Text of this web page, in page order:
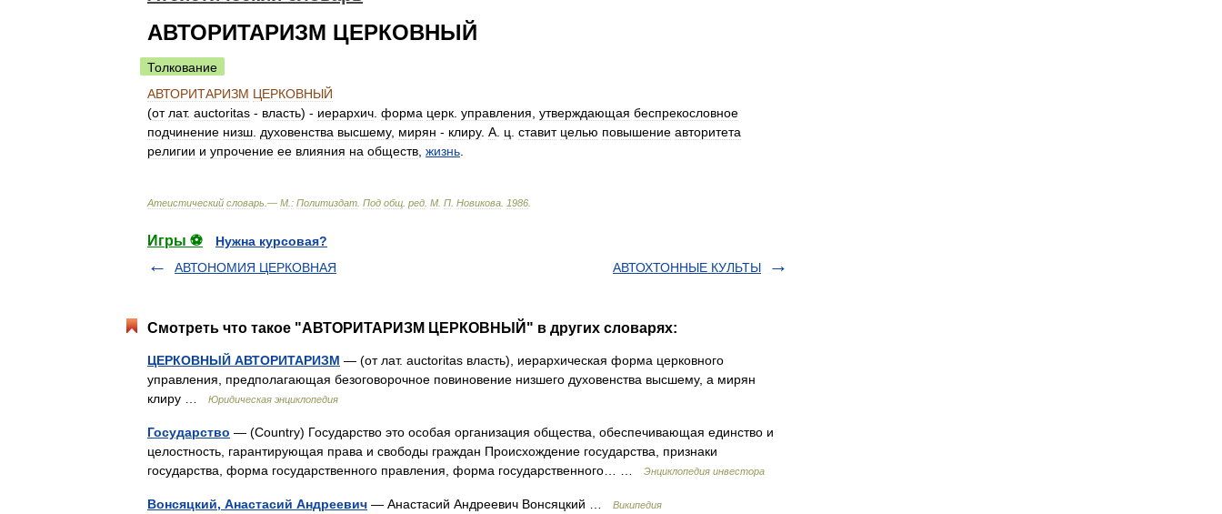
АВТОРИТАРИЗМ ЦЕРКОВНЫЙ
Толкование
АВТОРИТАРИЗМ ЦЕРКОВНЫЙ
(от лат. auctoritas - власть) - иерархич форма церк управления утверждающая беспрекословное
подчинение низш духовенства высшему, мирян - клиру. А ц ставит целью повышение авторитета
религии и упрочение ее влияния на обществ жизнь
Атеистический словарь .— М : Политиздат Под общ ред М П Новикова 1986
Игры ⚽
Нужна курсовая?
АВТОНОМИЯ ЦЕРКОВНАЯ
АВТОХТОННЫЕ КУЛЬТЫ
Смотреть что такое "АВТОРИТАРИЗМ ЦЕРКОВНЫЙ" в других словарях:
ЦЕРКОВНЫЙ АВТОРИТАРИЗМ — (от лат. auctoritas власть), иерархическая форма церковного
управления, предполагающая безоговорочное повиновение низшего духовенства высшему, а мирян
клиру …
Юридическая энциклопедия
Государство — (Country) Государство это особая организация общества, обеспечивающая единство и
целостность, гарантирующая права и свободы граждан Происхождение государства, признаки
государства, форма государственного правления, форма государственного… …
Энциклопедия инвестора
Вонсяцкий, Анастасий Андреевич — Анастасий Андреевич Вонсяцкий … Википедия